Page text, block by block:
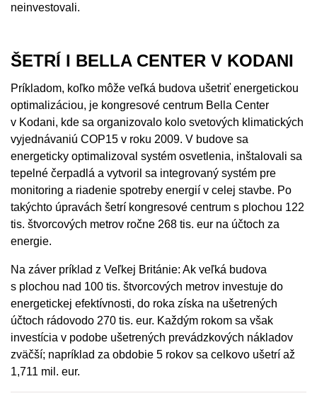
neinvestovali.
ŠETRÍ I BELLA CENTER V KODANI
Príkladom, koľko môže veľká budova ušetriť energetickou
optimalizáciou, je kongresové centrum Bella Center
v Kodani, kde sa organizovalo kolo svetových klimatických
vyjednávaniú COP15 v roku 2009. V budove sa
energeticky optimalizoval systém osvetlenia, inštalovali sa
tepelné čerpadlá a vytvoril sa integrovaný systém pre
monitoring a riadenie spotreby energií v celej stavbe. Po
takýchto úpravách šetrí kongresové centrum s plochou 122
tis. štvorcových metrov ročne 268 tis. eur na účtoch za
energie.
Na záver príklad z Veľkej Británie: Ak veľká budova
s plochou nad 100 tis. štvorcových metrov investuje do
energetickej efektívnosti, do roka získa na ušetrených
účtoch rádovodo 270 tis. eur. Každým rokom sa však
investícia v podobe ušetrených prevádzkových nákladov
zväčší; napríklad za obdobie 5 rokov sa celkovo ušetrí až
1,711 mil. eur.